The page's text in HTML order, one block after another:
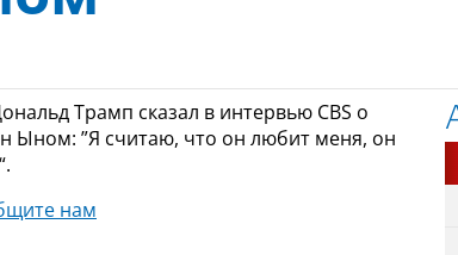
Трамп сказал в интервью CBS о
Ыном: ”Я считаю, что он любит меня, он
нам